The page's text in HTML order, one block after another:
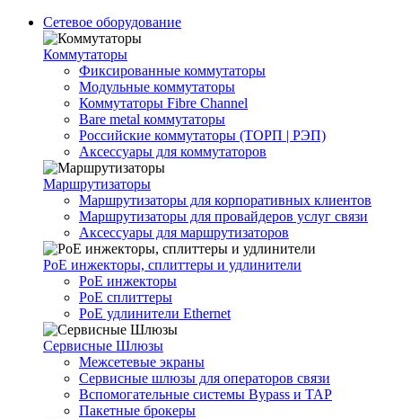
Сетевое оборудование
Коммутаторы
Фиксированные коммутаторы
Модульные коммутаторы
Коммутаторы Fibre Channel
Bare metal коммутаторы
Российские коммутаторы (ТОРП | РЭП)
Аксессуары для коммутаторов
Маршрутизаторы
Маршрутизаторы для корпоративных клиентов
Маршрутизаторы для провайдеров услуг связи
Аксессуары для маршрутизаторов
PoE инжекторы, сплиттеры и удлинители
PoE инжекторы
PoE сплиттеры
PoE удлинители Ethernet
Сервисные Шлюзы
Межсетевые экраны
Сервисные шлюзы для операторов связи
Вспомогательные системы Bypass и TAP
Пакетные брокеры